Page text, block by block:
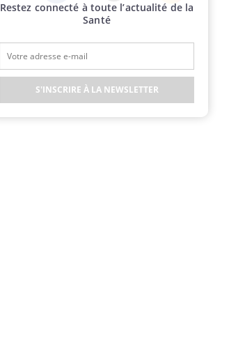
Facebook Twitter Instagram
Restez connecté à toute l’actualité de la
Santé
S'INSCRIRE À LA NEWSLETTER